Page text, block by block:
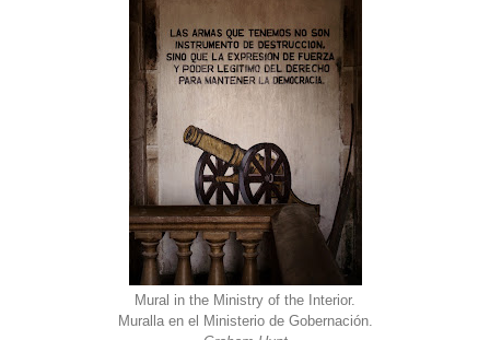
Mural in the Ministry of the Interior.
Muralla en el Ministerio de Gobernación.